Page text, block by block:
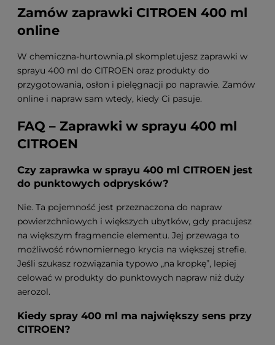
Zamów zaprawki CITROEN 400 ml
online
W chemiczna-hurtownia.pl skompletujesz zaprawki w
sprayu 400 ml do CITROEN oraz produkty do
przygotowania, osłon i pielęgnacji po naprawie. Zamów
online i napraw sam wtedy, kiedy Ci pasuje.
FAQ – Zaprawki w sprayu 400 ml
CITROEN
Czy zaprawka w sprayu 400 ml CITROEN jest
do punktowych odprysków?
Nie. Ta pojemność jest przeznaczona do napraw
powierzchniowych i większych ubytków, gdy pracujesz
na większym fragmencie elementu. Jej przewaga to
możliwość równomiernego krycia na większej strefie.
Jeśli szukasz rozwiązania typowo „na kropkę”, lepiej
celować w produkty do punktowych napraw niż duży
aerozol.
Kiedy spray 400 ml ma największy sens przy
CITROEN?